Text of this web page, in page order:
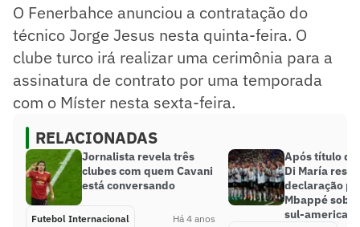
O Fenerbahce anunciou a contratação do
técnico Jorge Jesus nesta quinta-feira. O
clube turco irá realizar uma cerimônia para a
assinatura de contrato por uma temporada
com o Míster nesta sexta-feira.
RELACIONADAS
Jornalista revela três
clubes com quem Cavani
está conversando
Futebol Internacional Há 4 anos
Após título
Di María
declaração
Mbappé
sul-americano